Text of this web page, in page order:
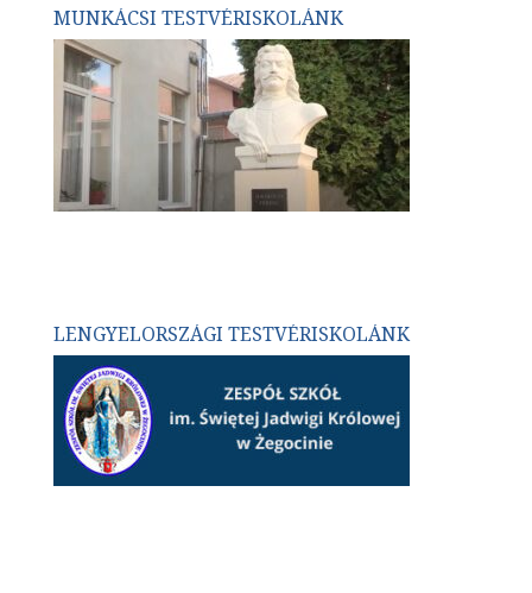
MUNKÁCSI TESTVÉRISKOLÁNK
LENGYELORSZÁGI TESTVÉRISKOLÁNK